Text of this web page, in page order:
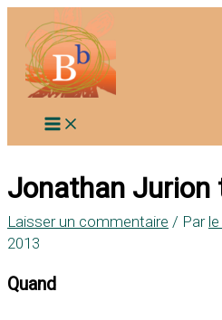
contenu
Jonathan Jurion
Laisser un commentaire / Par
2013
Quand